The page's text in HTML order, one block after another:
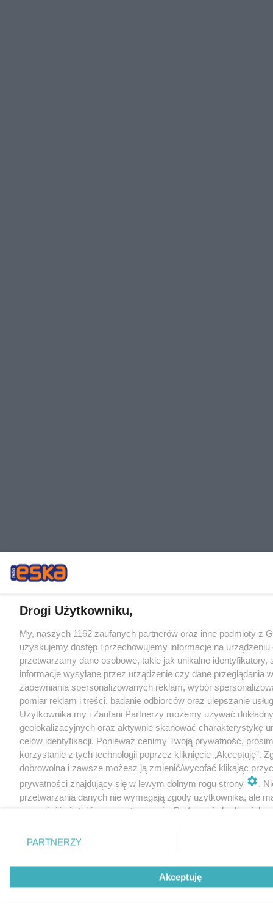
Drogi Użytkowniku,
My, naszych 1162 zaufanych partnerów oraz inne podmioty z
uzyskujemy dostęp i przechowujemy informacje na urządzeniu
przetwarzamy dane osobowe, takie jak unikalne identyfikatory,
informacje wysyłane przez urządzenie czy dane przeglądania
zapewniania spersonalizowanych reklam, wybór
pomiar reklam i treści, badanie odbiorców oraz ulepszanie
Użytkownika my i Zaufani Partnerzy możemy używać
geolokalizacyjnych oraz aktywnie skanować charakterystykę
celów identyfikacji. Ponieważ cenimy Twoją prywatność,
korzystanie z tych technologii poprzez kliknięcie „Akceptuję”.
dobrowolna i zawsze możesz ją zmienić/wycofać klikając
prywatności znajdujący się w lewym dolnym rogu strony
.
przetwarzania danych nie wymagają zgody użytkownika, ale
sprzeciwić się takiemu przetwarzaniu. Preferencje będą miały
Zapoznaj się z poniższymi informacjami, abyś mógł
dotyczące przetwarzania Twoich danych znajdziesz w
Cookiesoraz po kliknięciu w „Ustawienia”.
PARTNERZY
Akceptuję